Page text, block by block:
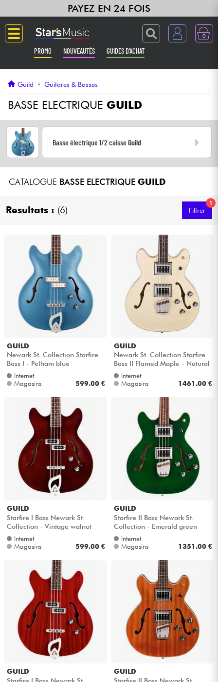
PAYEZ EN 24 FOIS
0
PROMO NOUVEAUTÉS GUIDES D'ACHAT
Guitares & Basses
Amplis & Effets
Synthés & Sampleurs
Micros & HF
DJ
Sono
Eclairage
Batteries & Percu
Vents
Violons & Quatuor
Eveil Musical
Câbles & Access.
Voir nos marques
Guild • Guitares & Basses
BASSE ELECTRIQUE GUILD
Basse électrique 1/2 caisseGuild
CATALOGUE BASSE ELECTRIQUE GUILD
Resultats : (6)
1
Filtrer
GUILD
Newark St. Collection Starfire
Bass I - Pelham blue
Internet
Magasins
599.00 €
GUILD
Newark St. Collection Starfire
Bass II Flamed Maple - Natural
Internet
Magasins
1461.00 €
GUILD
Starfire I Bass Newark St.
Collection - Vintage walnut
Internet
Magasins
599.00 €
GUILD
Starfire II Bass Newark St.
Collection - Emerald green
Internet
Magasins
1351.00 €
GUILD
Starfire I Bass Newark St.
GUILD
Starfire II Bass Newark St.